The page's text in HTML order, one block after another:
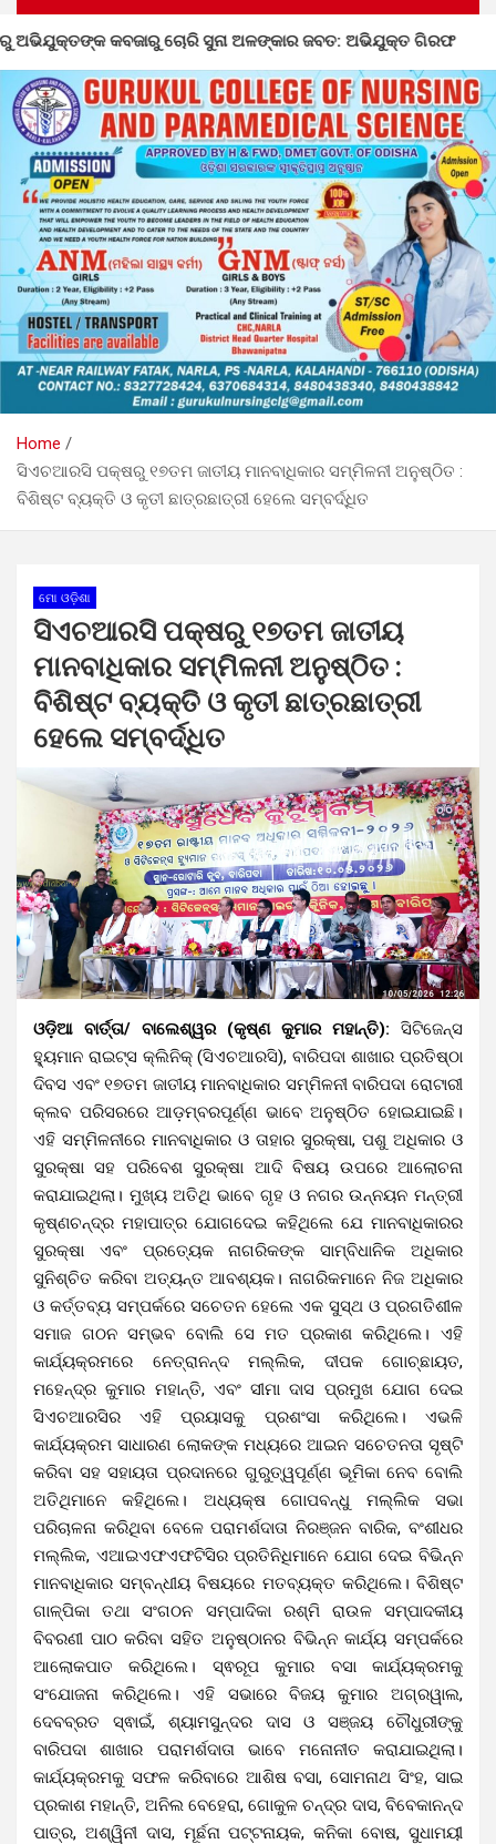
ଜବତ: ଅଭିଯୁକ୍ତ ଗିରଫ ନର୍ଲାରେ ୮୦ତମ ସ୍ୱାଧିନତା
Home
ସିଏଚଆରସି ପକ୍ଷରୁ ୧୭ତମ ଜାତୀୟ ମାନବାଧିକାର ସମ୍ମିଳନୀ ଅନୁଷ୍ଠିତ :
ବିଶିଷ୍ଟ ବ୍ୟକ୍ତି ଓ କୃତୀ ଛାତ୍ରଛାତ୍ରୀ ହେଲେ ସମ୍ବର୍ଦ୍ଧିତ
ମୋ ଓଡ଼ିଶା
ସିଏଚଆରସି ପକ୍ଷରୁ ୧୭ତମ ଜାତୀୟ
ମାନବାଧିକାର ସମ୍ମିଳନୀ ଅନୁଷ୍ଠିତ :
ବିଶିଷ୍ଟ ବ୍ୟକ୍ତି ଓ କୃତୀ ଛାତ୍ରଛାତ୍ରୀ
ହେଲେ ସମ୍ବର୍ଦ୍ଧିତ
ଓଡ଼ିଆ ବାର୍ତ୍ତା/ ବାଲେଶ୍ୱର (କୃଷ୍ଣ କୁମାର ମହାନ୍ତି): ସିଟିଜେନ୍ସ
ହ୍ୟୁମାନ ରାଇଟ୍ସ କ୍ଲିନିକ୍ (ସିଏଚଆରସି), ବାରିପଦା ଶାଖାର ପ୍ରତିଷ୍ଠା
ଦିବସ ଏବଂ ୧୭ତମ ଜାତୀୟ ମାନବାଧିକାର ସମ୍ମିଳନୀ ବାରିପଦା ରୋଟାରୀ
କ୍ଲବ ପରିସରରେ ଆଡ଼ମ୍ବରପୂର୍ଣ୍ଣ ଭାବେ ଅନୁଷ୍ଠିତ ହୋଇଯାଇଛି।
ଏହି ସମ୍ମିଳନୀରେ ମାନବାଧିକାର ଓ ତାହାର ସୁରକ୍ଷା, ପଶୁ ଅଧିକାର ଓ
ସୁରକ୍ଷା ସହ ପରିବେଶ ସୁରକ୍ଷା ଆଦି ବିଷୟ ଉପରେ ଆଲୋଚନା
କରାଯାଇଥିଲା। ମୁଖ୍ୟ ଅତିଥି ଭାବେ ଗୃହ ଓ ନଗର ଉନ୍ନୟନ ମନ୍ତ୍ରୀ
କୃଷ୍ଣଚନ୍ଦ୍ର ମହାପାତ୍ର ଯୋଗଦେଇ କହିଥିଲେ ଯେ ମାନବାଧିକାରର
ସୁରକ୍ଷା ଏବଂ ପ୍ରତ୍ୟେକ ନାଗରିକଙ୍କ ସାମ୍ବିଧାନିକ ଅଧିକାର
ସୁନିଶ୍ଚିତ କରିବା ଅତ୍ୟନ୍ତ ଆବଶ୍ୟକ। ନାଗରିକମାନେ ନିଜ ଅଧିକାର
ଓ କର୍ତ୍ତବ୍ୟ ସମ୍ପର୍କରେ ସଚେତନ ହେଲେ ଏକ ସୁସ୍ଥ ଓ ପ୍ରଗତିଶୀଳ
ସମାଜ ଗଠନ ସମ୍ଭବ ବୋଲି ସେ ମତ ପ୍ରକାଶ କରିଥିଲେ। ଏହି
କାର୍ଯ୍ୟକ୍ରମରେ ନେତ୍ରାନନ୍ଦ ମଲ୍ଲିକ, ଦୀପକ ଗୋଚ୍ଛାୟତ,
ମହେନ୍ଦ୍ର କୁମାର ମହାନ୍ତି, ଏବଂ ସୀମା ଦାସ ପ୍ରମୁଖ ଯୋଗ ଦେଇ
ସିଏଚଆରସିର ଏହି ପ୍ରୟାସକୁ ପ୍ରଶଂସା କରିଥିଲେ। ଏଭଳି
କାର୍ଯ୍ୟକ୍ରମ ସାଧାରଣ ଲୋକଙ୍କ ମଧ୍ୟରେ ଆଇନ ସଚେତନତା ସୃଷ୍ଟି
କରିବା ସହ ସହାୟତା ପ୍ରଦାନରେ ଗୁରୁତ୍ୱପୂର୍ଣ୍ଣ ଭୂମିକା ନେବ ବୋଲି
ଅତିଥିମାନେ କହିଥିଲେ। ଅଧ୍ୟକ୍ଷ ଗୋପବନ୍ଧୁ ମଲ୍ଲିକ ସଭା
ପରିଚାଳନା କରିଥିବା ବେଳେ ପରାମର୍ଶଦାତା ନିରଞ୍ଜନ ବାରିକ, ବଂଶୀଧର
ମଲ୍ଲିକ, ଏଆଇଏଫଏଫଟିସିର ପ୍ରତିନିଧିମାନେ ଯୋଗ ଦେଇ ବିଭିନ୍ନ
ମାନବାଧିକାର ସମ୍ବନ୍ଧୀୟ ବିଷୟରେ ମତବ୍ୟକ୍ତ କରିଥିଲେ। ବିଶିଷ୍ଟ
ଗାଳ୍ପିକା ତଥା ସଂଗଠନ ସମ୍ପାଦିକା ରଶ୍ମି ରାଉଳ ସମ୍ପାଦକୀୟ
ବିବରଣୀ ପାଠ କରିବା ସହିତ ଅନୁଷ୍ଠାନର ବିଭିନ୍ନ କାର୍ଯ୍ୟ ସମ୍ପର୍କରେ
ଆଲୋକପାତ କରିଥିଲେ। ସ୍ଵରୂପ କୁମାର ବସା କାର୍ଯ୍ୟକ୍ରମକୁ
ସଂଯୋଜନା କରିଥିଲେ। ଏହି ସଭାରେ ବିଜୟ କୁମାର ଅଗ୍ରୱାଲ,
ଦେବବ୍ରତ ସ୍ଵାଇଁ, ଶ୍ୟାମସୁନ୍ଦର ଦାସ ଓ ସଞ୍ଜୟ ଚୌଧୁରୀଙ୍କୁ
ବାରିପଦା ଶାଖାର ପରାମର୍ଶଦାତା ଭାବେ ମନୋନୀତ କରାଯାଇଥିଲା।
କାର୍ଯ୍ୟକ୍ରମକୁ ସଫଳ କରିବାରେ ଆଶିଷ ବସା, ସୋମନାଥ ସିଂହ, ସାଇ
ପ୍ରକାଶ ମହାନ୍ତି, ଅନିଲ ବେହେରା, ଗୋକୁଳ ଚନ୍ଦ୍ର ଦାସ, ବିବେକାନନ୍ଦ
ପାତ୍ର, ଅଶ୍ୱିନୀ ଦାସ, ମୂର୍ଛନା ପଟ୍ଟନାୟକ, କନିକା ବୋଷ, ସୁଧାମୟୀ